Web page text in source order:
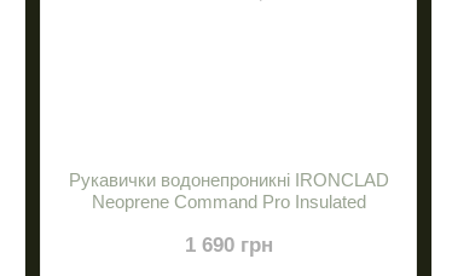
Рукавички водонепроникні IRONCLAD
Neoprene Command Pro Insulated
1 690 грн